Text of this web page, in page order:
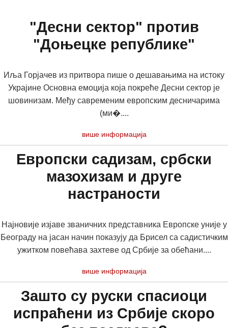
"Десни сектор" против
"Доњецке републике"
Иља Горјачев из притвора пише о дешавањима на истоку
Украјине Основна емоција која покреће Десни сектор је
шовинизам. Међу савременим европским десничарима
(ми�....
више информација
Европски садизам, србски
мазохизам и друге
настраности
Најновије изјаве званичних представника Европске уније у
Београду на јасан начин показују да Брисел са садистичким
ужитком повећава захтеве од Србије за обећани....
више информација
Зашто су руски спасиоци
испраћени из Србије скоро